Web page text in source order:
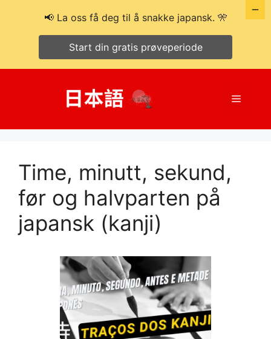
Meny
Time, minutt, sekund,
før og halvparten på
japansk (kanji)
📢 La oss få deg til å snakke japansk. 🎌
Start din gratis prøveperiode